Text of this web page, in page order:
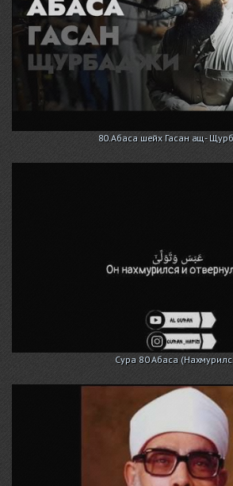
80.Абаса шейх Гасан ащ-
Сура 80 Абаса